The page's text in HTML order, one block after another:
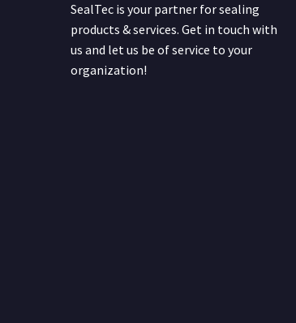
SealTec is your partner for sealing
products & services. Get in touch with
us and let us be of service to your
organization!